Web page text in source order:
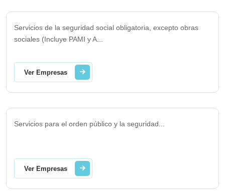
Servicios de la seguridad social obligatoria, excepto obras
sociales (Incluye PAMI y A
Ver Empresas
Servicios para el orden público y la seguridad
Ver Empresas